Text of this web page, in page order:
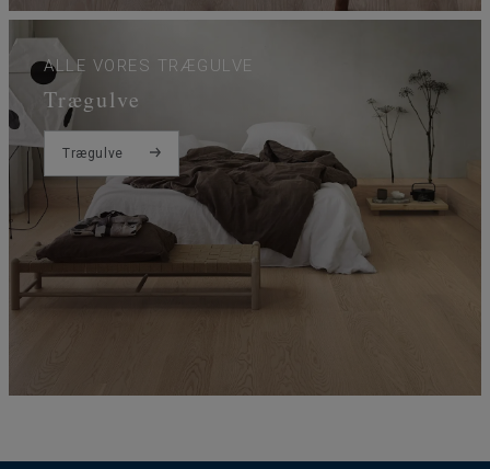
ALLE VORES TRÆGULVE
Trægulve
Trægulve